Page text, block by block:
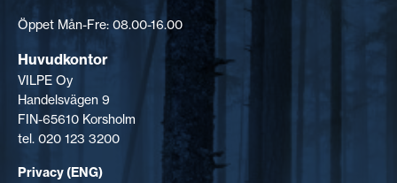
Öppet Mån-Fre: 08.00-16.00
Huvudkontor
VILPE Oy
Handelsvägen 9
FIN-65610 Korsholm
tel. 020 123 3200
Privacy (ENG)